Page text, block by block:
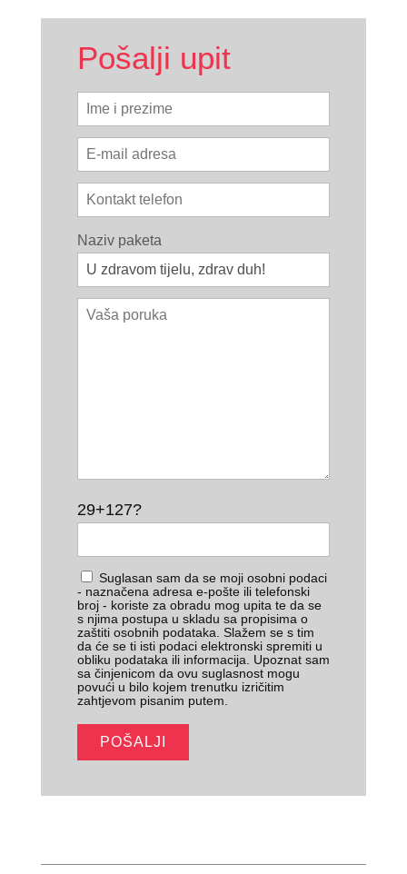
Pošalji upit
Naziv paketa
29+127?
Suglasan sam da se moji osobni podaci
- naznačena adresa e-pošte ili telefonski
broj - koriste za obradu mog upita te da se
s njima postupa u skladu sa propisima o
zaštiti osobnih podataka. Slažem se s tim
da će se ti isti podaci elektronski spremiti u
obliku podataka ili informacija. Upoznat sam
sa činjenicom da ovu suglasnost mogu
povući u bilo kojem trenutku izričitim
zahtjevom pisanim putem.